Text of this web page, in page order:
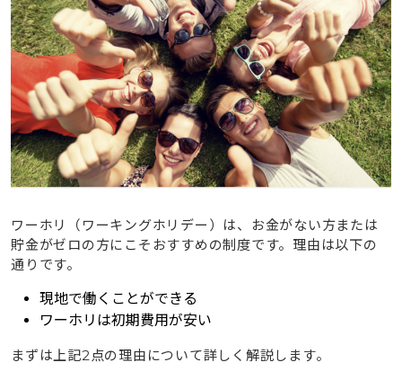
4.1 時給が高い国でワーホリをする
4.2カナダなどチップ文化がある国に行く
4.3一人暮らしではなくルームシェアをする
4.4 外食を控えて自炊をする
5ワーホリに必要な貯金額の目安とは？どれくらいあれば
行ける？
5.1渡航前に準備しておきたい初期費用とおおよその金
5.2現地で働きながら生活費をまかなう場合のポイン
ト
スク
ワーホリ（ワーキングホリデー）は、お金がない方または
貯金がゼロの方にこそおすすめの制度です。理由は以下の
通りです。
現地で働くことができる
ワーホリは初期費用が安い
まずは上記2点の理由について詳しく解説します。